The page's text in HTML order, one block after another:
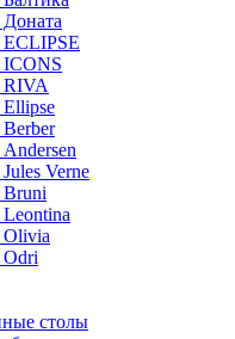
RIVA
Verne
Olivia
столы